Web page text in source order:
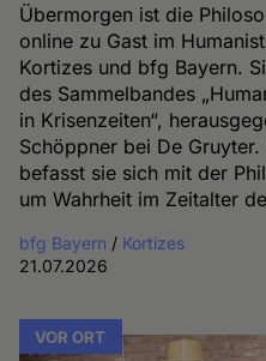
Übermorgen ist die
online zu Gast im
Kortizes und bfg Bayern.
des Sammelbandes
in Krisenzeiten“,
Schöppner bei De
befasst sie sich mit der
um Wahrheit im Zeitalter
bfg Bayern / Kortizes
21.07.2026
VOR ORT